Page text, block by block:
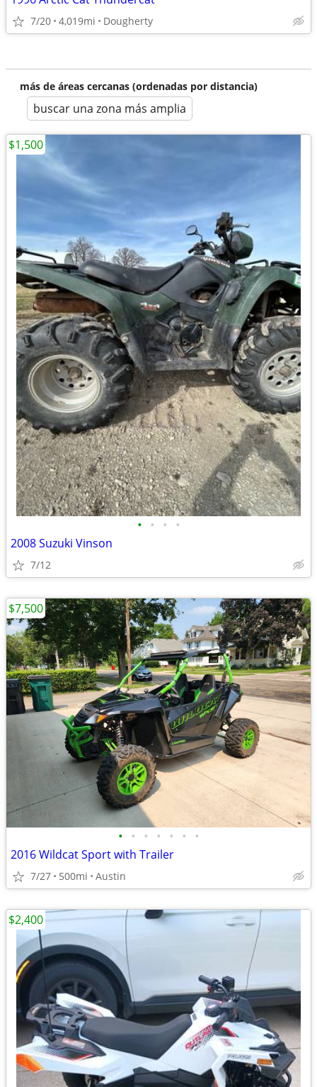
7/20 4,019mi Dougherty
más de áreas cercanas (ordenadas por distancia)
buscar una zona más amplia
• • • •
2008 Suzuki Vinson
7/12
$1,500
• • • • • • •
2016 Wildcat Sport with Trailer
7/27 500mi Austin
$7,500
$2,400